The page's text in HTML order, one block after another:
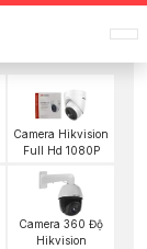
Camera Hikvision
Full Hd 1080P
Camera 360 Độ
Hikvision